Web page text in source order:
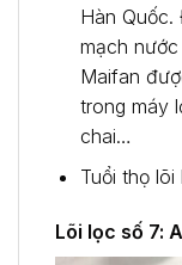
Hàn
mạch
Maifan
trong máy
chai…
Tuổi thọ
Lõi lọc số 7: